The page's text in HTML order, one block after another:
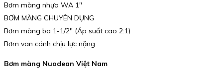
Bơm màng nhựa WA 1″
BƠM MÀNG CHUYÊN DỤNG
Bơm màng ba 1-1/2″ (Áp suất cao 2:1)
Bơm van cánh chịu lực nặng
Bơm màng Nuodean Việt Nam